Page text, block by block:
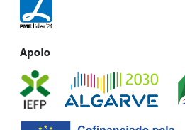
Apoio